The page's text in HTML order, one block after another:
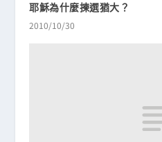
耶穌為什麼揀選猶大？
2010/10/30